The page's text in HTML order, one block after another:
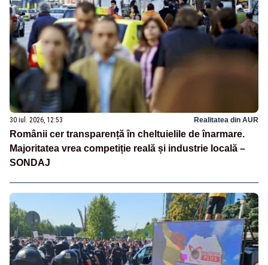
30 iul. 2026, 12:53 Realitatea din AUR
Românii cer transparență în cheltuielile de înarmare.
Majoritatea vrea competiție reală și industrie locală –
SONDAJ